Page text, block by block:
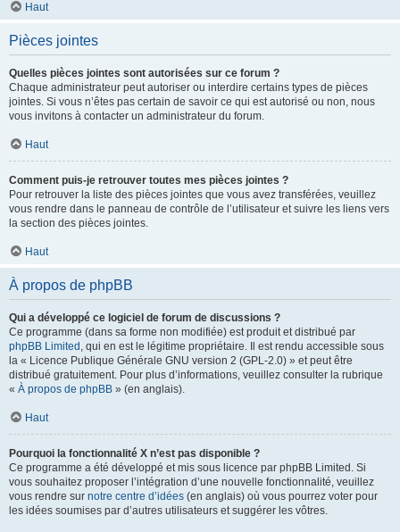
Haut
Pièces jointes
Quelles pièces jointes sont autorisées sur ce forum ?
Chaque administrateur peut autoriser ou interdire certains types de pièces
jointes. Si vous n’êtes pas certain de savoir ce qui est autorisé ou non, nous
vous invitons à contacter un administrateur du forum.
Haut
Comment puis-je retrouver toutes mes pièces jointes ?
Pour retrouver la liste des pièces jointes que vous avez transférées, veuillez
vous rendre dans le panneau de contrôle de l’utilisateur et suivre les liens vers
la section des pièces jointes.
Haut
À propos de phpBB
Qui a développé ce logiciel de forum de discussions ?
Ce programme (dans sa forme non modifiée) est produit et distribué par
phpBB Limited , qui en est le légitime propriétaire. Il est rendu accessible sous
la « Licence Publique Générale GNU version 2 (GPL-2.0) » et peut être
distribué gratuitement. Pour plus d’informations, veuillez consulter la rubrique
« À propos de phpBB » (en anglais).
Haut
Pourquoi la fonctionnalité X n’est pas disponible ?
Ce programme a été développé et mis sous licence par phpBB Limited. Si
vous souhaitez proposer l’intégration d’une nouvelle fonctionnalité, veuillez
vous rendre sur notre centre d’idées (en anglais) où vous pourrez voter pour
les idées soumises par d’autres utilisateurs et suggérer les vôtres.